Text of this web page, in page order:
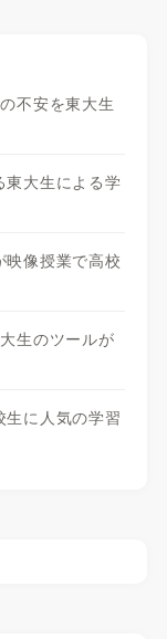
不安を東大生
東大生による学
像授業で高校
生のツールが
に人気の学習